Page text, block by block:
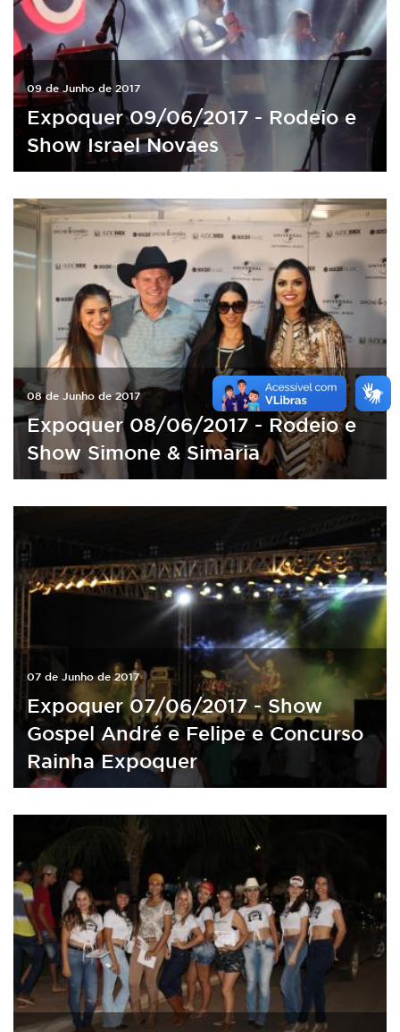
09 de Junho de 2017
Expoquer 09/06/2017 - Rodeio e
Show Israel Novaes
08 de Junho de 2017
Expoquer 08/06/2017 - Rodeio e
Show Simone & Simaria
07 de Junho de 2017
Expoquer 07/06/2017 - Show
Gospel André e Felipe e Concurso
Rainha Expoquer